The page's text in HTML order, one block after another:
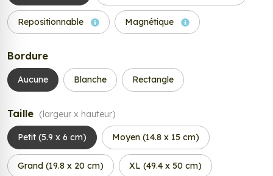
Repositionnable Magnétique
Bordure
Aucune Blanche Rectangle
Taille (largeur x hauteur)
Petit (5.9 x 6 cm) Moyen (14.8 x 15 cm)
Grand (19.8 x 20 cm) XL (49.4 x 50 cm)